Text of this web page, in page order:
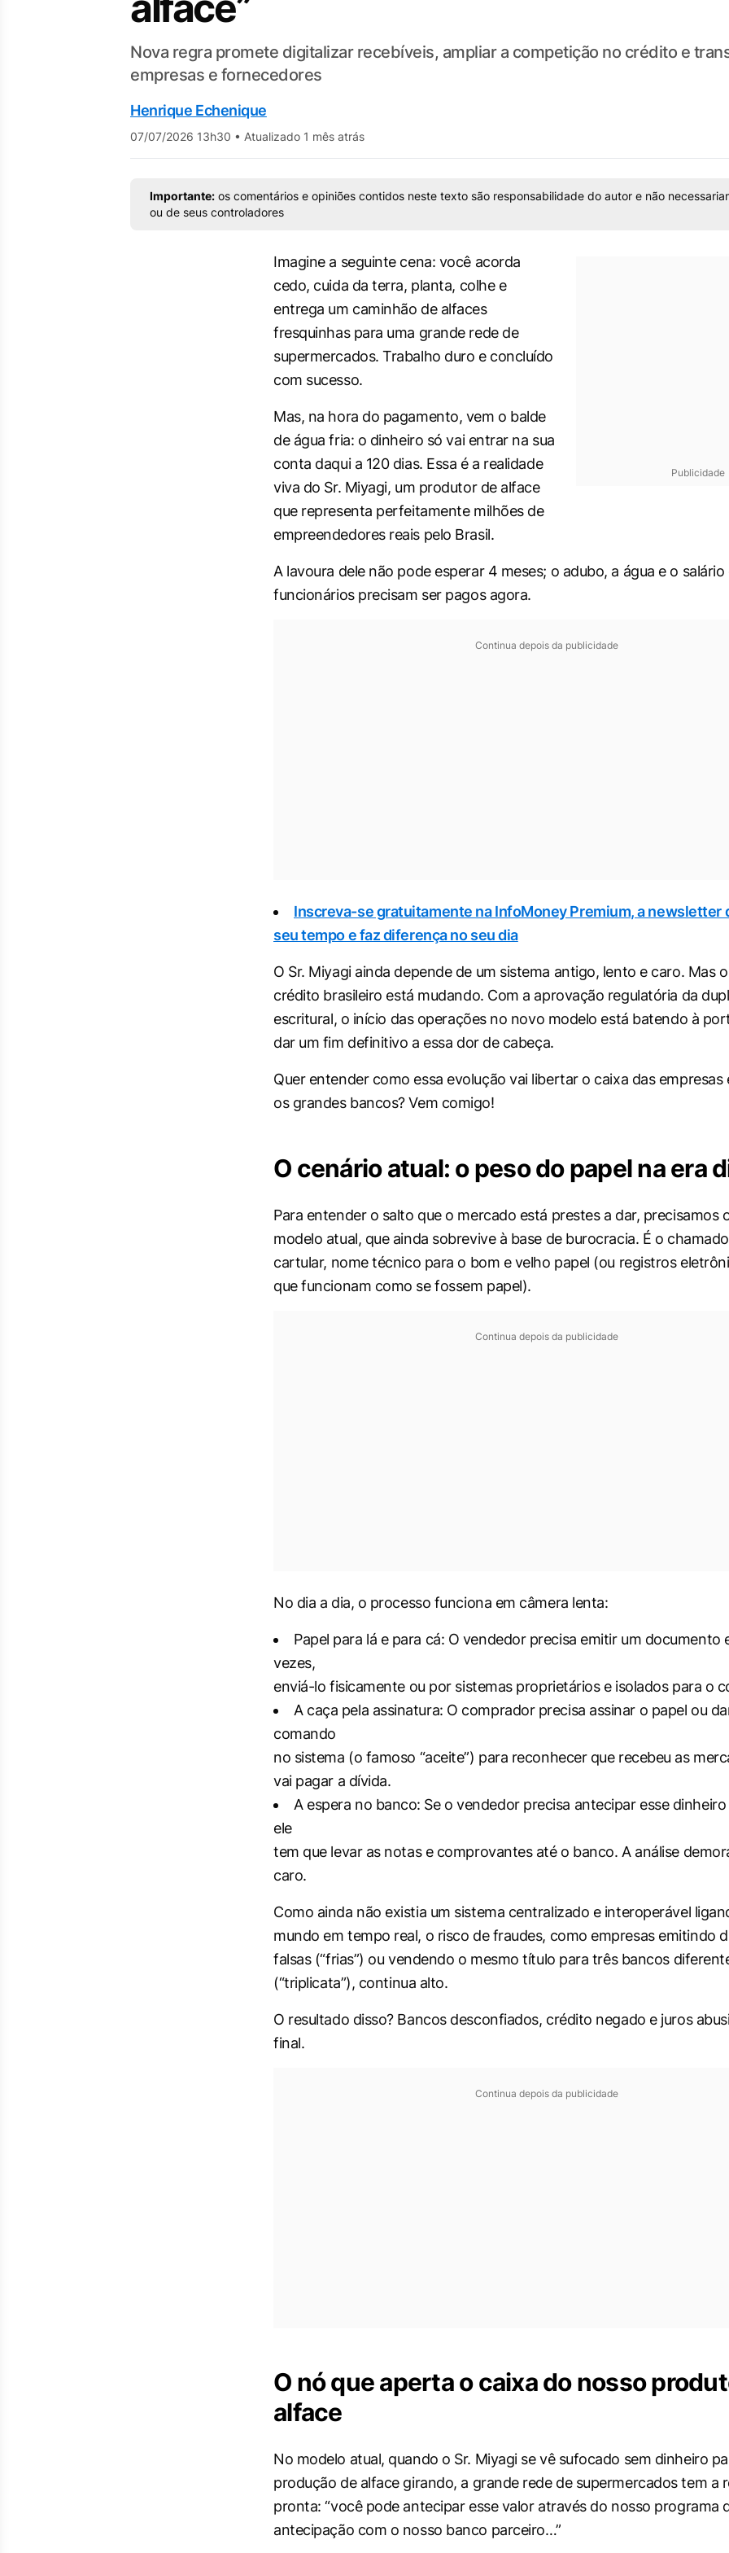
Nova regra promete digitalizar recebíveis, ampliar a competição no crédito e
empresas e fornecedores
Henrique Echenique
07/07/2026 13h30 • Atualizado 1 mês atrás
Importante: os comentários e opiniões contidos neste texto são responsabilidade do autor e não
ou de seus controladores
Publicidade
Imagine a seguinte cena: você acorda
cedo, cuida da terra, planta, colhe e
entrega um caminhão de alfaces
fresquinhas para uma grande rede de
supermercados. Trabalho duro e concluído
com sucesso.
Mas, na hora do pagamento, vem o balde
de água fria: o dinheiro só vai entrar na sua
conta daqui a 120 dias. Essa é a realidade
viva do Sr. Miyagi, um produtor de alface
que representa perfeitamente milhões de
empreendedores reais pelo Brasil.
A lavoura dele não pode esperar 4 meses; o adubo, a água e o salário
funcionários precisam ser pagos agora.
Continua depois da publicidade
Inscreva-se gratuitamente na InfoMoney Premium, a newsletter
seu tempo e faz diferença no seu dia
O Sr. Miyagi ainda depende de um sistema antigo, lento e caro. Mas
crédito brasileiro está mudando. Com a aprovação regulatória da
escritural, o início das operações no novo modelo está batendo à
dar um fim definitivo a essa dor de cabeça.
Quer entender como essa evolução vai libertar o caixa das empresas
os grandes bancos? Vem comigo!
O cenário atual: o peso do papel na era
Para entender o salto que o mercado está prestes a dar, precisamos
modelo atual, que ainda sobrevive à base de burocracia. É o
cartular, nome técnico para o bom e velho papel (ou registros
que funcionam como se fossem papel).
Continua depois da publicidade
No dia a dia, o processo funciona em câmera lenta:
Papel para lá e para cá: O vendedor precisa emitir um documento
vezes,
enviá-lo fisicamente ou por sistemas proprietários e isolados para o
A caça pela assinatura: O comprador precisa assinar o papel ou
comando
no sistema (o famoso “aceite”) para reconhecer que recebeu as
vai pagar a dívida.
A espera no banco: Se o vendedor precisa antecipar esse
ele
tem que levar as notas e comprovantes até o banco. A análise
caro.
Como ainda não existia um sistema centralizado e interoperável
mundo em tempo real, o risco de fraudes, como empresas emitindo
falsas (“frias”) ou vendendo o mesmo título para três bancos
(“triplicata”), continua alto.
O resultado disso? Bancos desconfiados, crédito negado e juros
final.
Continua depois da publicidade
O nó que aperta o caixa do nosso
alface
No modelo atual, quando o Sr. Miyagi se vê sufocado sem dinheiro
produção de alface girando, a grande rede de supermercados tem a
pronta: “você pode antecipar esse valor através do nosso programa
antecipação com o nosso banco parceiro…”